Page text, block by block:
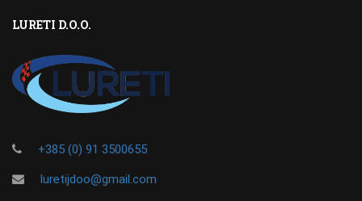
LURETI D.O.O.
+385 (0) 91 3500655
luretijdoo@gmail.com